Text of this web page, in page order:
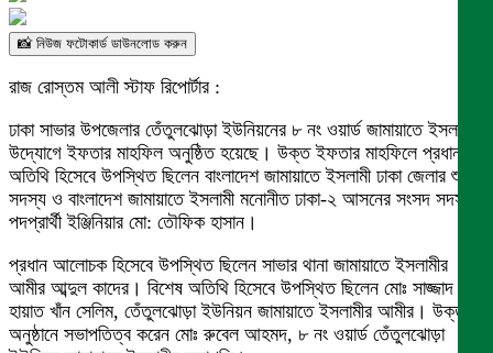
📸 নিউজ ফটোকার্ড ডাউনলোড করুন
রাজ রোস্তম আলী স্টাফ রিপোর্টার :
ঢাকা সাভার উপজেলার তেঁতুলঝোড়া ইউনিয়নের ৮ নং ওয়ার্ড জামায়াতে ইসলামীর
উদ্যোগে ইফতার মাহফিল অনুষ্ঠিত হয়েছে। উক্ত ইফতার মাহফিলে প্রধান
অতিথি হিসেবে উপস্থিত ছিলেন বাংলাদেশ জামায়াতে ইসলামী ঢাকা জেলার শুরা
সদস্য ও বাংলাদেশ জামায়াতে ইসলামী মনোনীত ঢাকা-২ আসনের সংসদ সদস্য
পদপ্রার্থী ইঞ্জিনিয়ার মো: তৌফিক হাসান।
প্রধান আলোচক হিসেবে উপস্থিত ছিলেন সাভার থানা জামায়াতে ইসলামীর
আমীর আব্দুল কাদের। বিশেষ অতিথি হিসেবে উপস্থিত ছিলেন মোঃ সাজ্জাদ
হায়াত খাঁন সেলিম, তেঁতুলঝোড়া ইউনিয়ন জামায়াতে ইসলামীর আমীর। উক্ত
অনুষ্ঠানে সভাপতিত্ব করেন মোঃ রুবেল আহমদ, ৮ নং ওয়ার্ড তেঁতুলঝোড়া